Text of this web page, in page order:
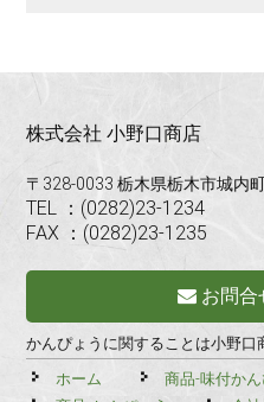
株式会社 小野口商店
〒328-0033 栃木県栃木市城内
TEL ：(0282)23-1234
FAX ：(0282)23-1235
お問合
かんぴょうに関することは小野口
ホーム
商品-味付かん